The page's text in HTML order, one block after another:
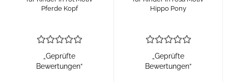
Pferde Kopf
„Geprüfte
Bewertungen“
Hippo Pony
„Geprüfte
Bewertungen“